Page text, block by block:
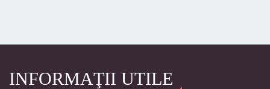
INFORMAŢII UTILE